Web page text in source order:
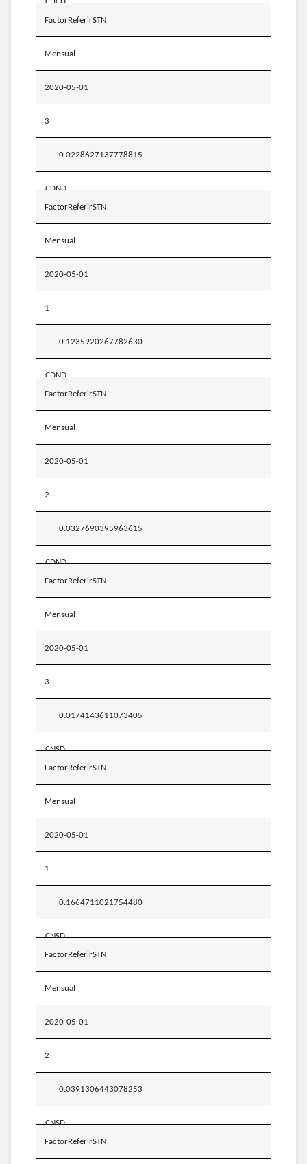
FactorReferirSTN
Mensual
2020-05-01
3
0.0228627137778815
CDND
FactorReferirSTN
Mensual
2020-05-01
1
0.1235920267782630
CDND
FactorReferirSTN
Mensual
2020-05-01
2
0.0327690395963615
CDND
FactorReferirSTN
Mensual
2020-05-01
3
0.0174143611073405
CNSD
FactorReferirSTN
Mensual
2020-05-01
1
0.1664711021754480
CNSD
FactorReferirSTN
Mensual
2020-05-01
2
0.0391306443078253
CNSD
FactorReferirSTN